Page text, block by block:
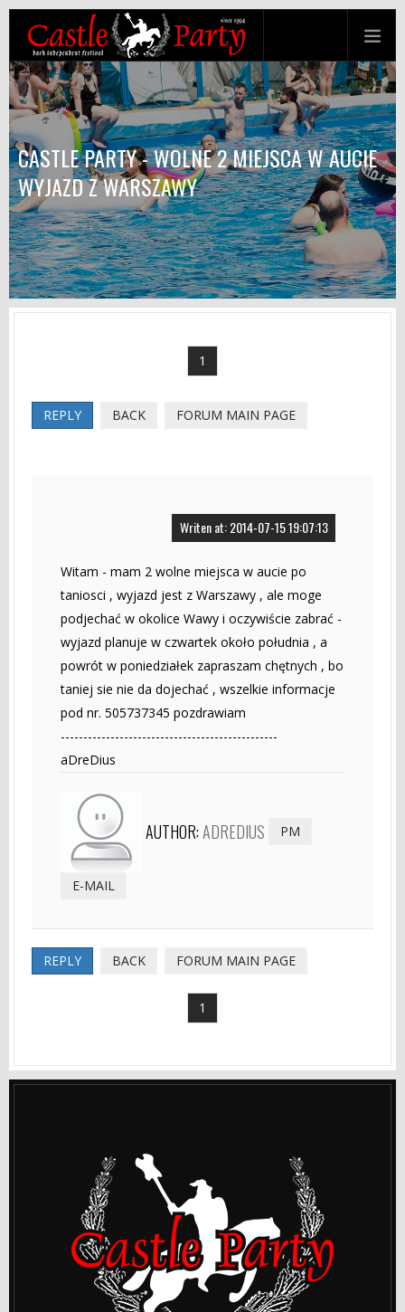
CASTLE PARTY - WOLNE 2 MIEJSCA W AUCIE
WYJAZD Z WARSZAWY
1
REPLY BACK FORUM MAIN PAGE
Writen at: 2014-07-15 19:07:13
Witam - mam 2 wolne miejsca w aucie po
taniosci , wyjazd jest z Warszawy , ale moge
podjechać w okolice Wawy i oczywiście zabrać -
wyjazd planuje w czwartek około południa , a
powrót w poniedziałek zapraszam chętnych , bo
taniej sie nie da dojechać , wszelkie informacje
pod nr. 505737345 pozdrawiam
------------------------------------------------
aDreDius
AUTHOR:ADREDIUS PM
E-MAIL
REPLY BACK FORUM MAIN PAGE
1